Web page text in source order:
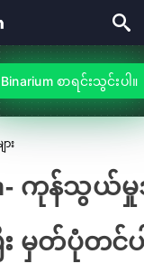
Binarium စာရင်းသွင်းပါ။
း
ကုန်သွယ်
မှတ်ပုံတင်